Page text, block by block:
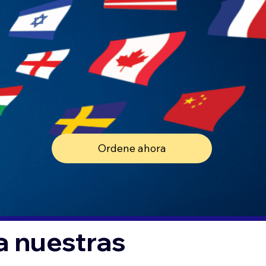
Ordene ahora
nuestras